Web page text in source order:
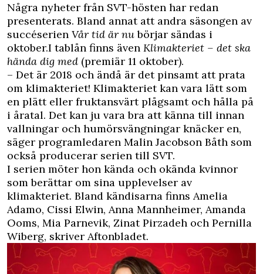
Några nyheter från SVT-hösten har redan
presenterats. Bland annat att andra säsongen av
succéserien Vår tid är nubörjar sändas i
oktober.I tablån finns även Klimakteriet – det ska
hända dig med (premiär 11 oktober).
– Det är 2018 och ändå är det pinsamt att prata
om klimakteriet! Klimakteriet kan vara lätt som
en plätt eller fruktansvärt plågsamt och hålla på
i åratal. Det kan ju vara bra att känna till innan
vallningar och humörsvängningar knäcker en,
säger programledaren Malin Jacobson Båth som
också producerar serien till SVT.
I serien möter hon kända och okända kvinnor
som berättar om sina upplevelser av
klimakteriet. Bland kändisarna finns Amelia
Adamo, Cissi Elwin, Anna Mannheimer, Amanda
Ooms, Mia Parnevik, Zinat Pirzadeh och Pernilla
Wiberg, skriver Aftonbladet.